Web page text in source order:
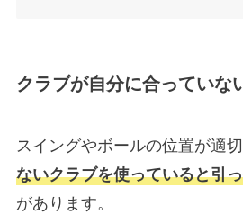
クラブが自分に合っていな
スイングやボールの位置が適切
ないクラブを使っていると引
があります。